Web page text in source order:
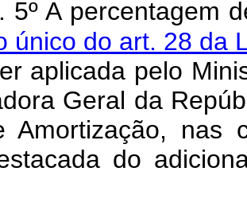
5º A percentagem
único do art. 28 da
aplicada pelo
Geral da
Amortização, nas
do